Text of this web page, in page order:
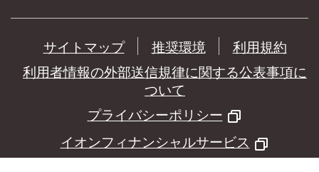
サイトマップ 推奨環境
利用規約
利用者情報の外部送信規律に関する公表事項に
ついて
プライバシーポリシー
イオンフィナンシャルサービス